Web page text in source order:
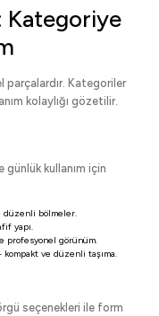
Kategoriye
parçalardır. Kategoriler
kolaylığı gözetilir.
günlük kullanım için
düzenli bölmeler.
yapı.
profesyonel görünüm.
kompakt ve düzenli taşıma.
seçenekleri ile form